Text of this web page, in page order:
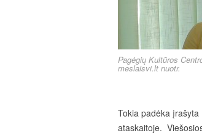
Pagėgių Kultūros
meslaisvi.lt nuotr.
Tokia padėka
ataskaitoje.